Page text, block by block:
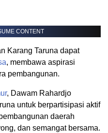
CONTENT
Karang Taruna dapat
, membawa aspirasi
pembangunan.
, Dawam Rahardjo
untuk berpartisipasi aktif
daerah
dan semangat bersama.